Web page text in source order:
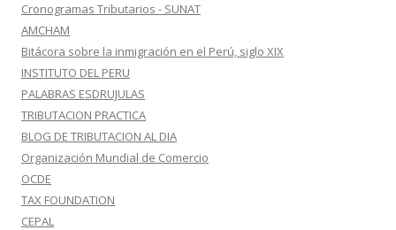
Cronogramas Tributarios - SUNAT
AMCHAM
Bitácora sobre la inmigración en el Perú, siglo XIX
INSTITUTO DEL PERU
PALABRAS ESDRUJULAS
TRIBUTACION PRACTICA
BLOG DE TRIBUTACION AL DIA
Organización Mundial de Comercio
OCDE
TAX FOUNDATION
CEPAL